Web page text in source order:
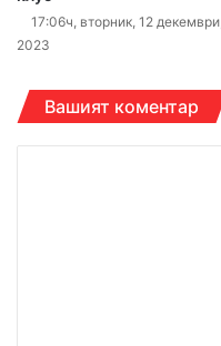
17:06ч, вторник, 12 декември,
2023
Вашият коментар